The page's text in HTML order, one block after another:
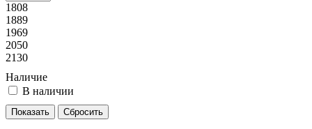
1808
1889
1969
2050
2130
Наличие
В наличии